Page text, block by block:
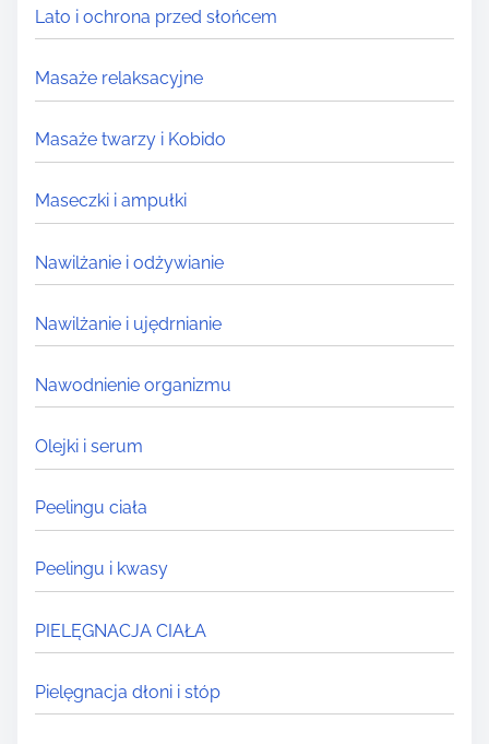
Lato i ochrona przed słońcem
Masaże relaksacyjne
Masaże twarzy i Kobido
Maseczki i ampułki
Nawilżanie i odżywianie
Nawilżanie i ujędrnianie
Nawodnienie organizmu
Olejki i serum
Peelingu ciała
Peelingu i kwasy
PIELĘGNACJA CIAŁA
Pielęgnacja dłoni i stóp